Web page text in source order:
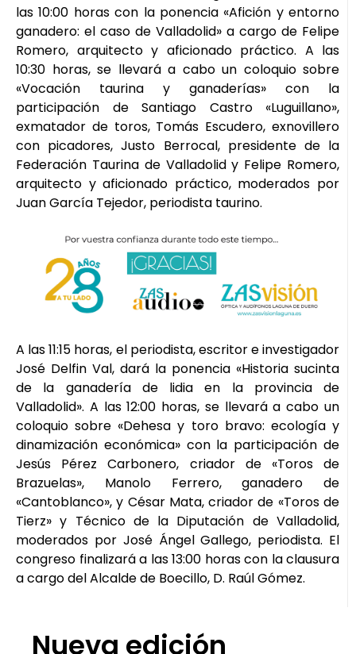
las 10:00 horas con la ponencia «Afición y entorno
ganadero: el caso de Valladolid» a cargo de Felipe
Romero, arquitecto y aficionado práctico. A las
10:30 horas, se llevará a cabo un coloquio sobre
«Vocación taurina y ganaderías» con la
participación de Santiago Castro «Luguillano»,
exmatador de toros, Tomás Escudero, exnovillero
con picadores, Justo Berrocal, presidente de la
Federación Taurina de Valladolid y Felipe Romero,
arquitecto y aficionado práctico, moderados por
Juan García Tejedor, periodista taurino.
A las 11:15 horas, el periodista, escritor e investigador
José Delfin Val, dará la ponencia «Historia sucinta
de la ganadería de lidia en la provincia de
Valladolid». A las 12:00 horas, se llevará a cabo un
coloquio sobre «Dehesa y toro bravo: ecología y
dinamización económica» con la participación de
Jesús Pérez Carbonero, criador de «Toros de
Brazuelas», Manolo Ferrero, ganadero de
«Cantoblanco», y César Mata, criador de «Toros de
Tierz» y Técnico de la Diputación de Valladolid,
moderados por José Ángel Gallego, periodista. El
congreso finalizará a las 13:00 horas con la clausura
a cargo del Alcalde de Boecillo, D. Raúl Gómez.
Nueva edición